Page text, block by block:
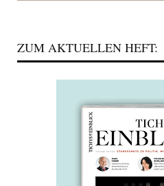
ZUM AKTUELLEN HEFT: